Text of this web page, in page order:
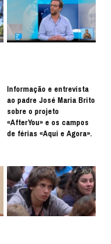
Informação e entrevista
ao padre José Maria Brito
sobre o projeto
«AfterYou» e os campos
de férias «Aqui e Agora».